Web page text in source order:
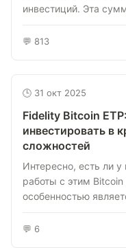
инвестиций. Эта
💬 813
🕒 31 окт 2025
Fidelity Bitcoin
инвестировать в
сложностей
Интересно, есть ли
работы с этим
особенностью
💬 6